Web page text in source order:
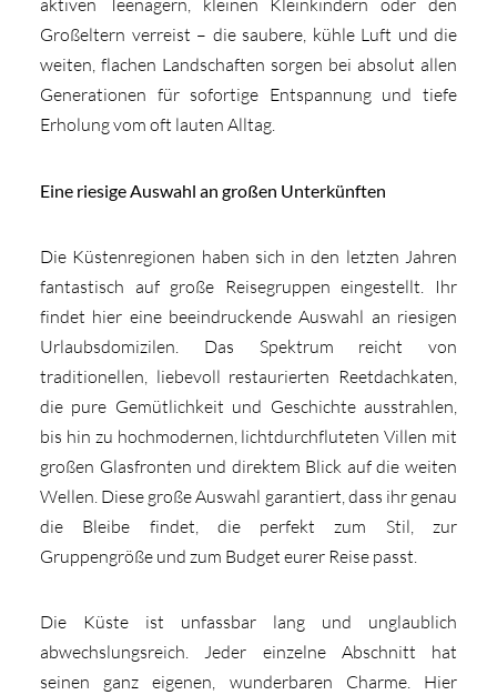
aktiven Teenagern, kleinen Kleinkindern oder den
Großeltern verreist – die saubere, kühle Luft und die
weiten, flachen Landschaften sorgen bei absolut allen
Generationen für sofortige Entspannung und tiefe
Erholung vom oft lauten Alltag.
Eine riesige Auswahl an großen Unterkünften
Die Küstenregionen haben sich in den letzten Jahren
fantastisch auf große Reisegruppen eingestellt. Ihr
findet hier eine beeindruckende Auswahl an riesigen
Urlaubsdomizilen. Das Spektrum reicht von
traditionellen, liebevoll restaurierten Reetdachkaten,
die pure Gemütlichkeit und Geschichte ausstrahlen,
bis hin zu hochmodernen, lichtdurchfluteten Villen mit
großen Glasfronten und direktem Blick auf die weiten
Wellen. Diese große Auswahl garantiert, dass ihr genau
die Bleibe findet, die perfekt zum Stil, zur
Gruppengröße und zum Budget eurer Reise passt.
Die Küste ist unfassbar lang und unglaublich
abwechslungsreich. Jeder einzelne Abschnitt hat
seinen ganz eigenen, wunderbaren Charme. Hier